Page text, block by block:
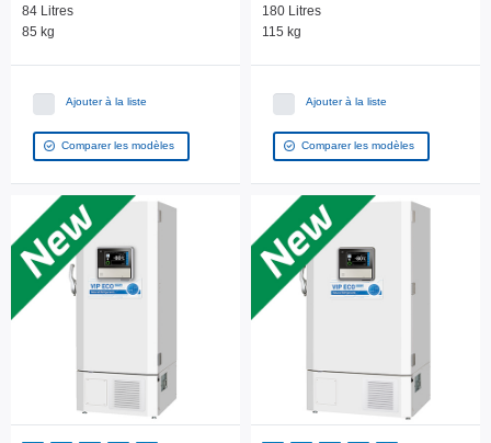
84 Litres
85 kg
Ajouter à la liste
Comparer les modèles
180 Litres
115 kg
Ajouter à la liste
Comparer les modèles